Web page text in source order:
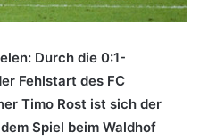
Durch die 0:1-
Fehlstart des FC
Timo Rost ist sich der
Spiel beim Waldhof